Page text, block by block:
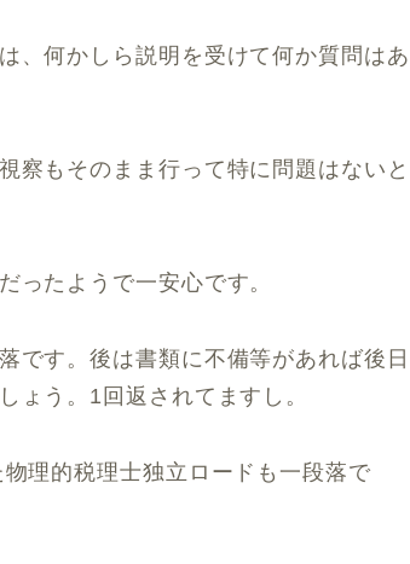
、何かしら説明を受けて何か質問はあ
もそのまま行って特に問題はないと
たようで一安心です。
です。後は書類に不備等があれば後日
ょう。1回返されてますし。
理的税理士独立ロードも一段落で